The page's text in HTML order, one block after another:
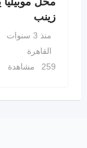
زينب
منذ 3 سنوات
القاهرة
259 مشاهدة